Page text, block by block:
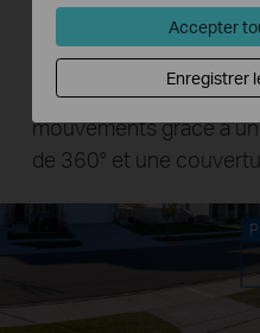
Suivi à 360°
Suit automatiquement
mouvements grâce à
de 360° et une
Accepter
Enregistrer